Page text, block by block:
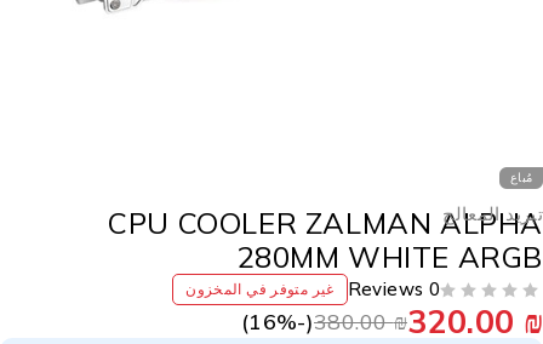
مُباع
المعالج CPU COOLER ZALMAN
280MM WHITE
0 Reviews غير متوفر في المخزون
380.00₪320.00
(-
16%)